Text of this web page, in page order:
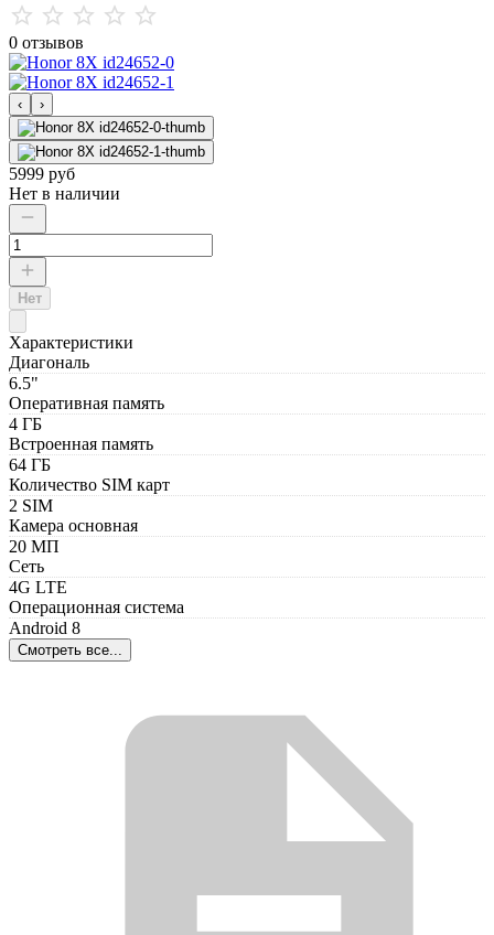
0 отзывов
‹ ›
5999 руб
Нет в наличии
Нет
Характеристики
Диагональ
6.5"
Оперативная память
4 ГБ
Встроенная память
64 ГБ
Количество SIM карт
2 SIM
Камера основная
20 МП
Сеть
4G LTE
Операционная система
Android 8
Смотреть все...